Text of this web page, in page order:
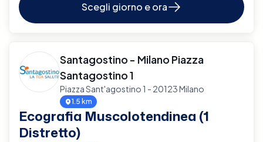
Scegli giorno e ora
Santagostino - Milano Piazza
Santagostino 1
Piazza Sant'agostino 1 - 20123 Milano
1.5 km
Ecografia Muscolotendinea (1
Distretto)